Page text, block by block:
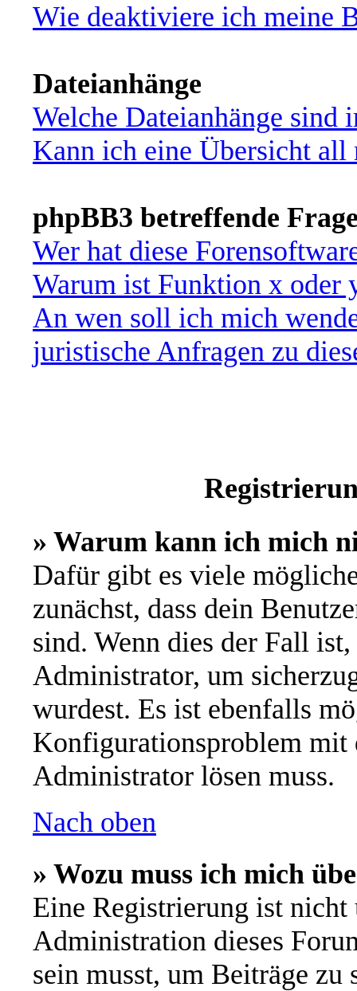
Wie deaktiviere ich meine
Dateianhänge
Welche Dateianhänge sind
Kann ich eine Übersicht all
phpBB3 betreffende
Wer hat diese
Warum ist Funktion x oder
An wen soll ich mich
juristische Anfragen zu
» Warum kann ich mich
Dafür gibt es viele
zunächst, dass dein
sind. Wenn dies der Fall
Administrator, um
wurdest. Es ist ebenfalls
Konfigurationsproblem mit
Administrator lösen muss.
Nach oben
» Wozu muss ich mich
Eine Registrierung ist
Administration dieses
sein musst, um Beiträge